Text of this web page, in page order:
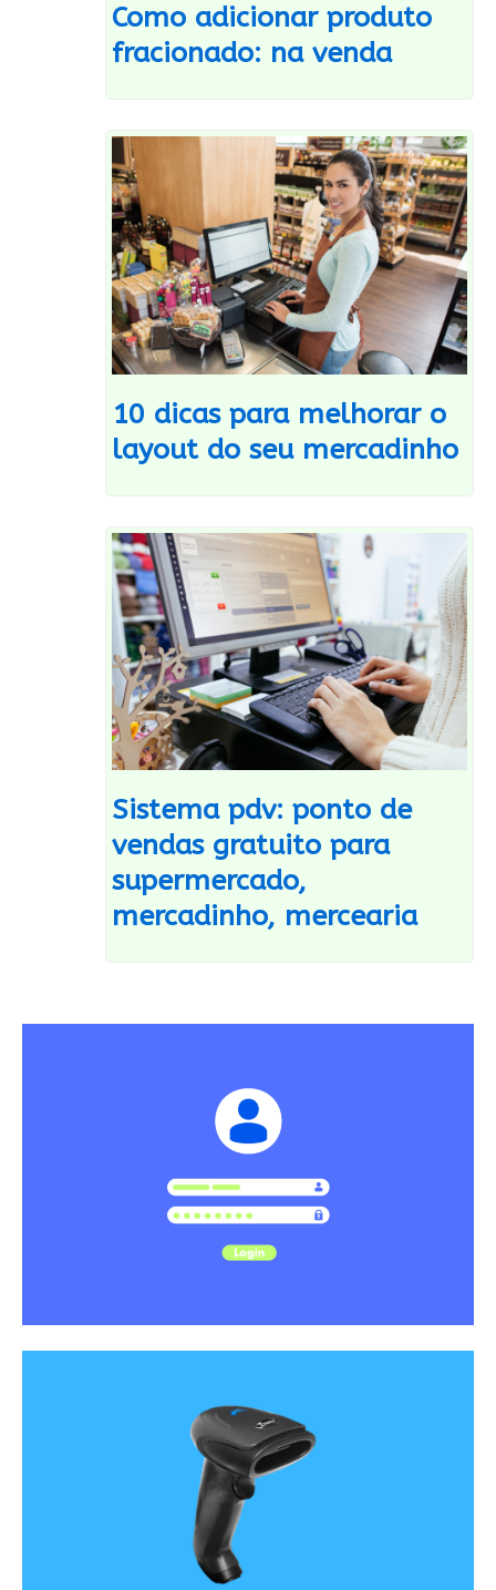
Como adicionar produto
fracionado: na venda
10 dicas para melhorar o
layout do seu mercadinho
Sistema pdv: ponto de
vendas gratuito para
supermercado,
mercadinho, mercearia